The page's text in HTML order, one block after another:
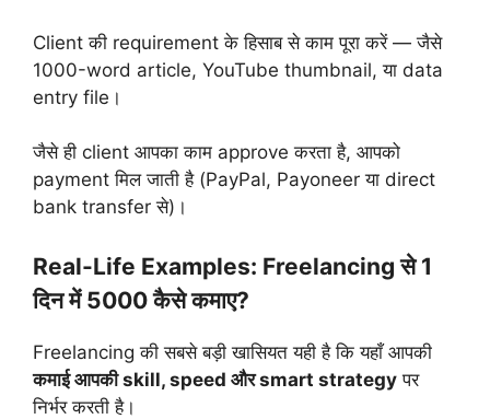
Client की requirement के हिसाब से काम पूरा करें — जैसे
1000-word article, YouTube thumbnail, या data
entry file।
जैसे ही client आपका काम approve करता है, आपको
payment मिल जाती है (PayPal, Payoneer या direct
bank transfer से)।
Real-Life Examples: Freelancing से 1
दिन में 5000 कैसे कमाए?
Freelancing की सबसे बड़ी खासियत यही है कि यहाँ आपकी
कमाई आपकी skill, speed और smart strategy पर
निर्भर करती है।